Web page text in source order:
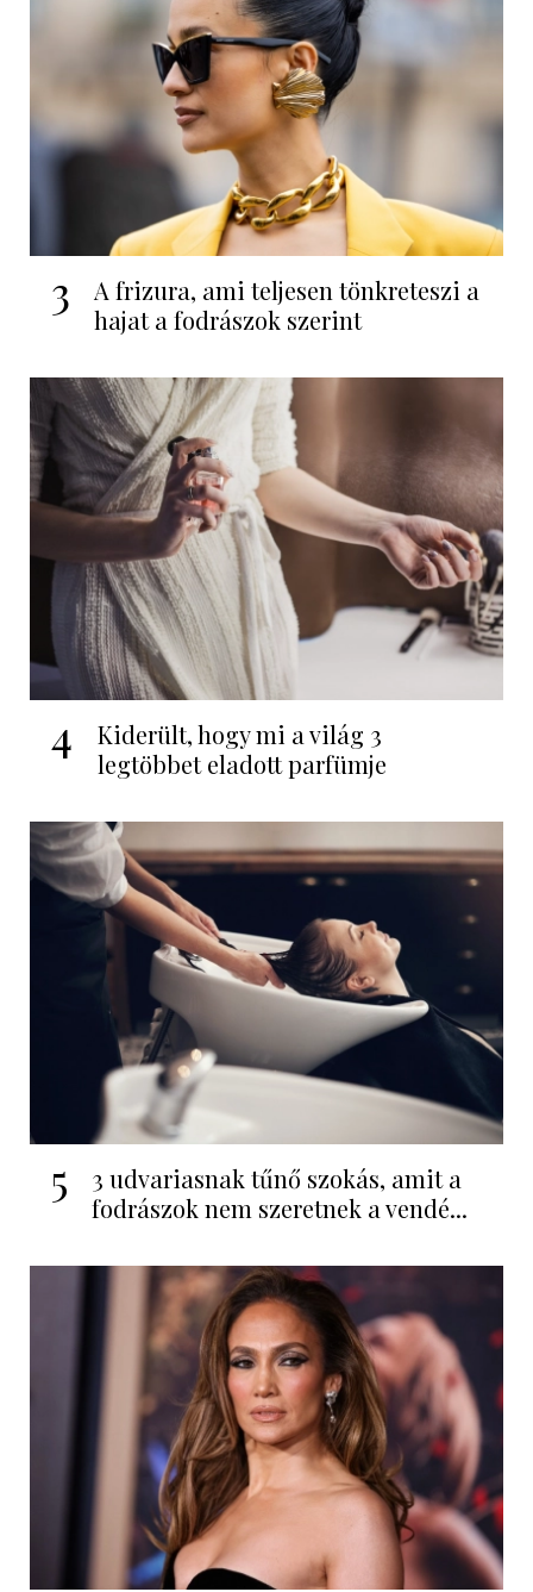
3
A frizura, ami teljesen tönkreteszi a
hajat a fodrászok szerint
4
Kiderült, hogy mi a világ 3
legtöbbet eladott parfümje
5
3 udvariasnak tűnő szokás, amit a
fodrászok nem szeretnek a vendé...